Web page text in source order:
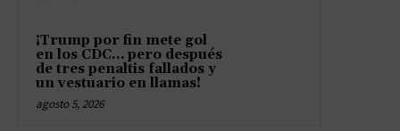
¡Trump por fin mete gol
en los CDC… pero después
de tres penaltis fallados y
un vestuario en llamas!
agosto 5, 2026